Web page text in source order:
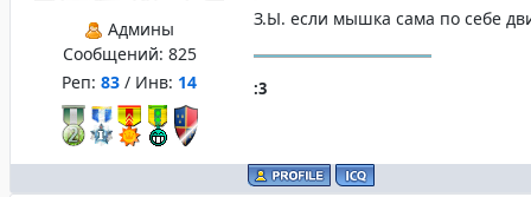
Админы
Сообщений: 825
Реп: 83 / Инв: 14
З.Ы. если мышка сама по себе
:3